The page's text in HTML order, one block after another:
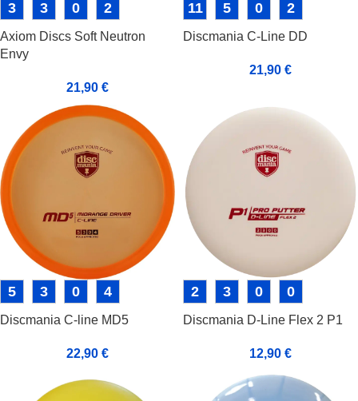
3 3 0 2
Axiom Discs Soft Neutron
Envy
21,90 €
11 5 0 2
Discmania C-Line DD
21,90 €
5 3 0 4
Discmania C-line MD5
22,90 €
2 3 0 0
Discmania D-Line Flex 2 P1
12,90 €